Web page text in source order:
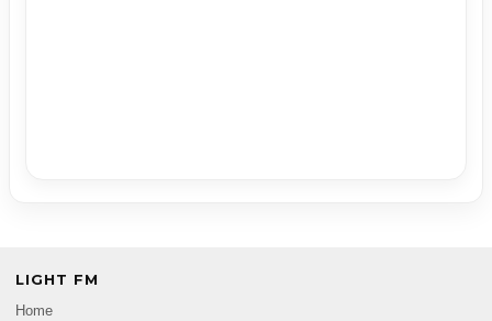
LIGHT FM
Home